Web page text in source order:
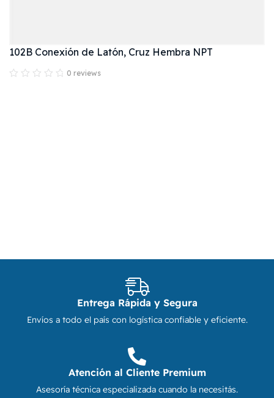
102B Conexión de Latón, Cruz Hembra NPT
0 reviews
Entrega Rápida y Segura
Envíos a todo el país con logística confiable y eficiente.
Atención al Cliente Premium
Asesoría técnica especializada cuando la necesitás.